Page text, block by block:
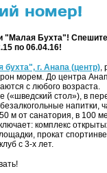
номер!
"Малая Бухта"!
по 06.04.16!
г. Анапа (центр),
морем. До центра
с любого возраста.
(«шведский стол»), в
напитки,
м от санатория, в 100
комплекс
прокат
с 3-х лет.